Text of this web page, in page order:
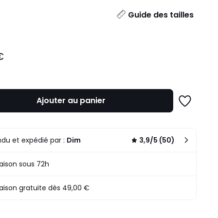
Guide des tailles
Ajouter au panier
Ajouter
et expédié par : Dim 3,9/5 (50)
sous 72h
gratuite dès 49,00 €